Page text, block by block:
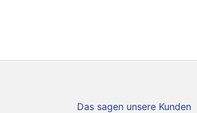
Das sagen unsere Kunden